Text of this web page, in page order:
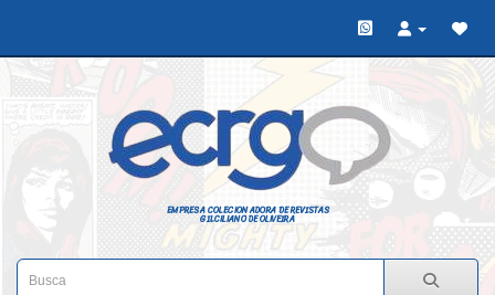
EMPRESA COLECIONADORA DE REVISTAS
GILCILIANO DE OLIVEIRA